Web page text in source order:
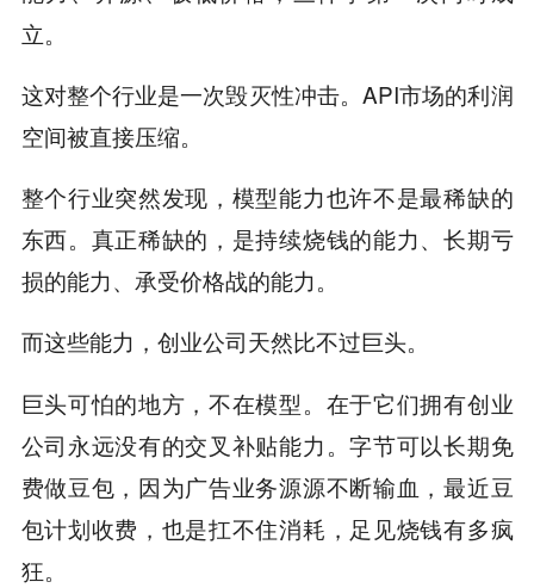
立。
这对整个行业是一次毁灭性冲击。API市场的利润
空间被直接压缩。
整个行业突然发现，模型能力也许不是最稀缺的
东西。真正稀缺的，是持续烧钱的能力、长期亏
损的能力、承受价格战的能力。
而这些能力，创业公司天然比不过巨头。
巨头可怕的地方，不在模型。在于它们拥有创业
公司永远没有的交叉补贴能力。字节可以长期免
费做豆包，因为广告业务源源不断输血，最近豆
包计划收费，也是扛不住消耗，足见烧钱有多疯
狂。